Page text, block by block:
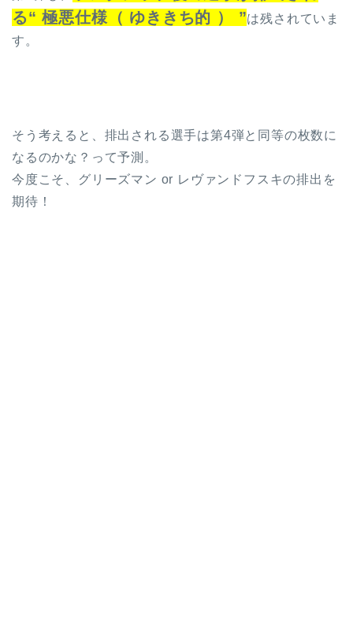
る“ 極悪仕様（ ゆききち的 ） ”は残されていま
す。
そう考えると、排出される選手は第4弾と同等の枚数に
なるのかな？って予測。
今度こそ、グリーズマン or レヴァンドフスキの排出を
期待！